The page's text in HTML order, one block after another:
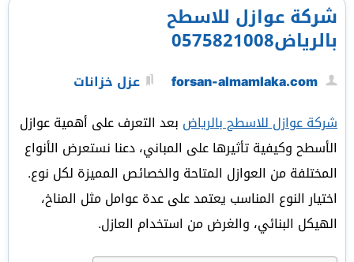
شركة عوازل للاسطح
بالرياض0575821008
forsan-almamlaka.com
عزل خزانات
شركة عوازل للاسطح بالرياض بعد التعرف على أهمية عوازل
الأسطح وكيفية تأثيرها على المباني، دعنا نستعرض الأنواع
المختلفة من العوازل المتاحة والخصائص المميزة لكل نوع.
اختيار النوع المناسب يعتمد على عدة عوامل مثل المناخ،
الهيكل البنائي، والغرض من استخدام العازل.